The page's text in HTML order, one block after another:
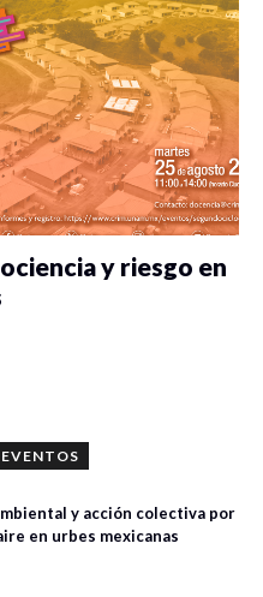
y riesgo en
y acción colectiva por
en urbes mexicanas